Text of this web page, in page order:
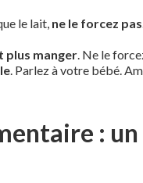
le lait, ne le forcez pas
plus manger. Ne le
. Parlez à votre bébé.
: un